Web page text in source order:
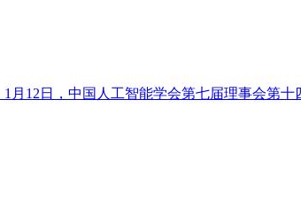
月12日，中国人工智能学会第七届理事会第